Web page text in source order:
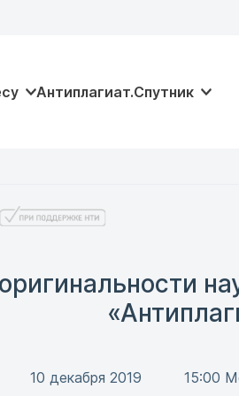
Антиплагиат.Спутник
10 декабря 2019 15:00